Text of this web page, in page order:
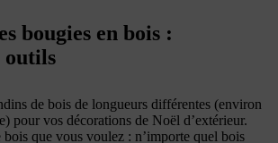
bougies en bois :
outils
de bois de longueurs différentes (environ
pour vos décorations de Noël d’extérieur.
bois que vous voulez : n’importe quel bois